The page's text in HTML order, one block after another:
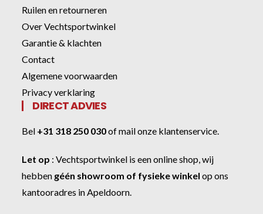
Ruilen en retourneren
Over Vechtsportwinkel
Garantie & klachten
Contact
Algemene voorwaarden
Privacy verklaring
DIRECT ADVIES
Bel +31 318 250 030ofmail onze klantenservice
Let op :Vechtsportwinkel is een online shop, wij
hebben géén showroom of fysieke winkel op ons
kantooradres in Apeldoorn.